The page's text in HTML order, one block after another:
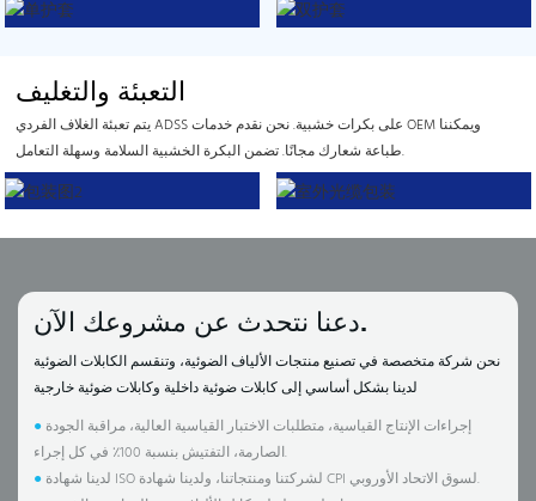
التعبئة والتغليف
يتم تعبئة الغلاف الفردي ADSS على بكرات خشبية. نحن نقدم خدمات OEM ويمكننا
طباعة شعارك مجانًا. تضمن البكرة الخشبية السلامة وسهلة التعامل.
دعنا نتحدث عن مشروعك الآن.
نحن شركة متخصصة في تصنيع منتجات الألياف الضوئية، وتنقسم الكابلات الضوئية
● إجراءات الإنتاج القياسية، متطلبات الاختبار القياسية العالية، مراقبة الجودة
الصارمة، التفتيش بنسبة 100٪ في كل إجراء.
●
لدينا شهادة ISO لشركتنا ومنتجاتنا، ولدينا شهادة CPI لسوق الاتحاد الأوروبي.